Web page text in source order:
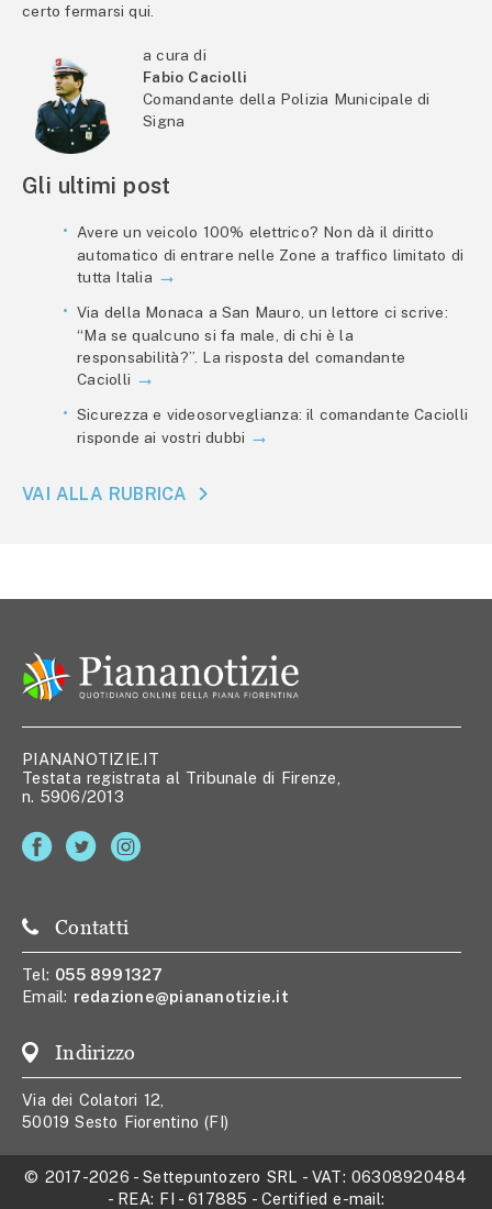
certo fermarsi qui.
a cura di
Fabio Caciolli
Comandante della Polizia Municipale di
Signa
Gli ultimi post
Avere un veicolo 100% elettrico? Non dà il diritto
automatico di entrare nelle Zone a traffico limitato di
tutta Italia
Via della Monaca a San Mauro, un lettore ci scrive:
“Ma se qualcuno si fa male, di chi è la
responsabilità?”. La risposta del comandante
Caciolli
Sicurezza e videosorveglianza: il comandante Caciolli
risponde ai vostri dubbi
VAI ALLA RUBRICA
PIANANOTIZIE.IT
Testata registrata al Tribunale di Firenze,
n. 5906/2013
Contatti
Tel: 055 8991327
Email: redazione@piananotizie.it
Indirizzo
Via dei Colatori 12,
50019 Sesto Fiorentino (FI)
© 2017-2026 -Settepuntozero SRL - VAT: 06308920484
- REA: FI - 617885 - Certified e-mail: